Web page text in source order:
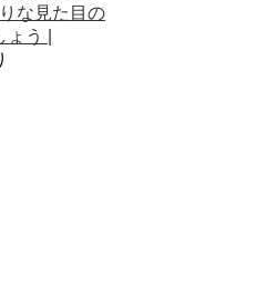
な見た目の
う |